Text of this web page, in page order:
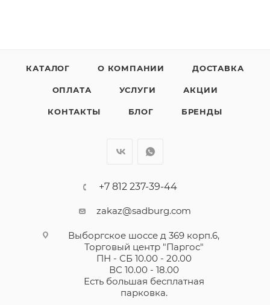
КАТАЛОГ О КОМПАНИИ ДОСТАВКА
ОПЛАТА УСЛУГИ АКЦИИ
КОНТАКТЫ БЛОГ БРЕНДЫ
+7 812 237-39-44
zakaz@sadburg.com
Выборгское шоссе д 369 корп.6,
Торговый центр "Паргос"
ПН - СБ 10.00 - 20.00
ВС 10.00 - 18.00
Есть большая бесплатная
парковка.